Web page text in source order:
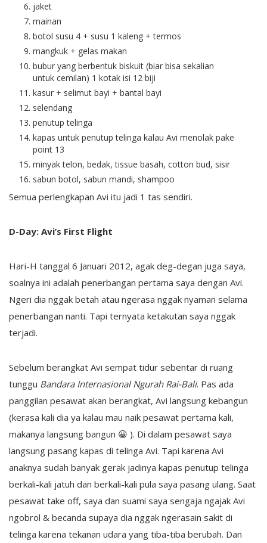
jaket
mainan
botol susu 4 + susu 1 kaleng + termos
mangkuk + gelas makan
bubur yang berbentuk biskuit (biar bisa sekalian
untuk cemilan) 1 kotak isi 12 biji
kasur + selimut bayi + bantal bayi
selendang
penutup telinga
kapas untuk penutup telinga kalau Avi menolak pake
point 13
minyak telon, bedak, tissue basah, cotton bud, sisir
sabun botol, sabun mandi, shampoo
Semua perlengkapan Avi itu jadi 1 tas sendiri.
D-Day: Avi’s First Flight
Hari-H tanggal 6 Januari 2012, agak deg-degan juga saya,
soalnya ini adalah penerbangan pertama saya dengan Avi.
Ngeri dia nggak betah atau ngerasa nggak nyaman selama
penerbangan nanti. Tapi ternyata ketakutan saya nggak
terjadi.
Sebelum berangkat Avi sempat tidur sebentar di ruang
tunggu Bandara Internasional Ngurah Rai-Bali. Pas ada
panggilan pesawat akan berangkat, Avi langsung kebangun
(kerasa kali dia ya kalau mau naik pesawat pertama kali,
makanya langsung bangun 😀 ). Di dalam pesawat saya
langsung pasang kapas di telinga Avi. Tapi karena Avi
anaknya sudah banyak gerak jadinya kapas penutup telinga
berkali-kali jatuh dan berkali-kali pula saya pasang ulang. Saat
pesawat take off, saya dan suami saya sengaja ngajak Avi
ngobrol & becanda supaya dia nggak ngerasain sakit di
telinga karena tekanan udara yang tiba-tiba berubah. Dan